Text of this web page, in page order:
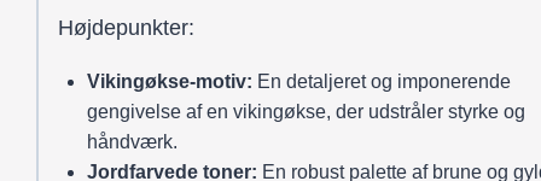
Højdepunkter:
Vikingøkse-motiv: En detaljeret og imponerende
gengivelse af en vikingøkse, der udstråler styrke og
håndværk.
Jordfarvede toner: En robust palette af brune og